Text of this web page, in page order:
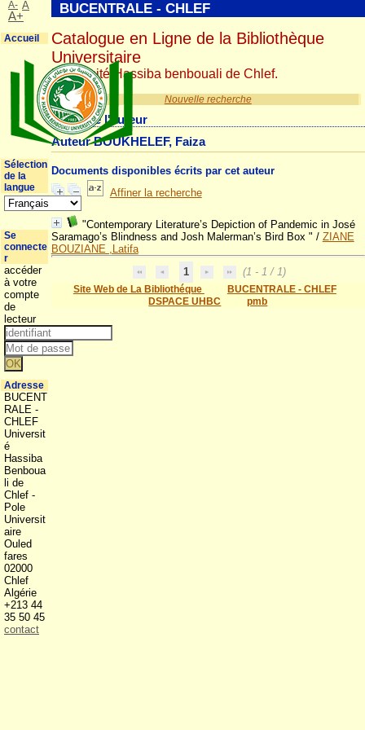
Nouvelle recherche
Détail de l'auteur
Auteur BOUKHELEF, Faiza
Documents disponibles écrits par cet auteur
Affiner la recherche
"Contemporary Literature’s Depiction of Pandemic in José
Saramago’s Blindness and Josh Malerman’s Bird Box " / ZIANE
BOUZIANE ,Latifa
1
(1 - 1 / 1)
Site Web de La Bibliothéque
BUCENTRALE - CHLEF
DSPACE UHBC
pmb
BUCENTRALE - CHLEF
Catalogue en Ligne de la Bibliothèque
Universitaire
Université Hassiba benbouali de Chlef.
A- A
A+
Accueil
Sélection
de la
langue
Se
connecte
r
accéder
à votre
compte
de
lecteur
Adresse
BUCENT
RALE -
CHLEF
Universit
é
Hassiba
Benboua
li de
Chlef -
Pole
Universit
aire
Ouled
fares
02000
Chlef
Algérie
+213 44
35 50 45
contact